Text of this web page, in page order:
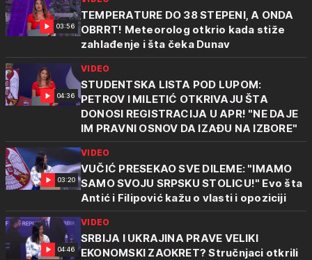
TEMPERATURE DO 38 STEPENI, A ONDA
OBRRT! Meteorolog otkrio kada stiže
zahlađenje i šta čeka Dunav
03:56
VIDEO
STUDENTSKA LISTA POD LUPOM:
PETROV I MILETIĆ OTKRIVAJU ŠTA
DONOSI REGISTRACIJA U APR! "NE DAJE
IM PRAVNI OSNOV DA IZAĐU NA IZBORE"
04:36
VIDEO
VUČIĆ PRESEKAO SVE DILEME: "IMAMO
SAMO SVOJU SRPSKU STOLICU!" Evo šta
Antić i Filipović kažu o vlasti i opoziciji
03:20
VIDEO
SRBIJA I UKRAJINA PRAVE VELIKI
EKONOMSKI ZAOKRET? Stručnjaci otkrili
04:46